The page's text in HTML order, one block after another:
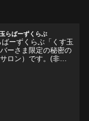
らばーずくらぶ
ーずくらぶ「くす玉
ーさま限定の秘密の
ロン）です。(非公